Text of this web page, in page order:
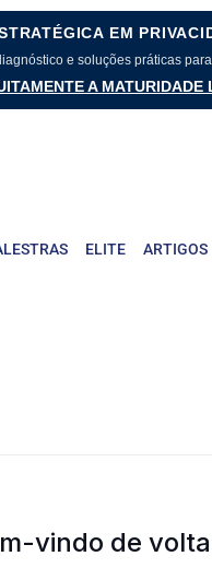
EM
e soluções práticas
A
ELITE ARTIGOS
vindo de